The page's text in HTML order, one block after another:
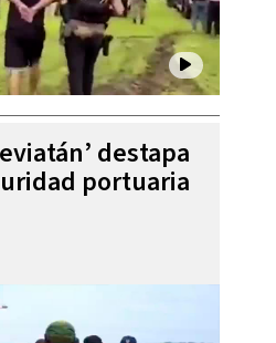
destapa
portuaria